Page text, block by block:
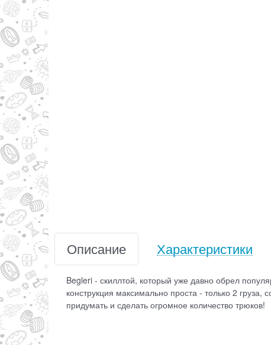
Описание Характеристики
Begleri - скиллтой, который уже давно обрел
конструкция максимально проста - только 2
придумать и сделать огромное количество трюков!